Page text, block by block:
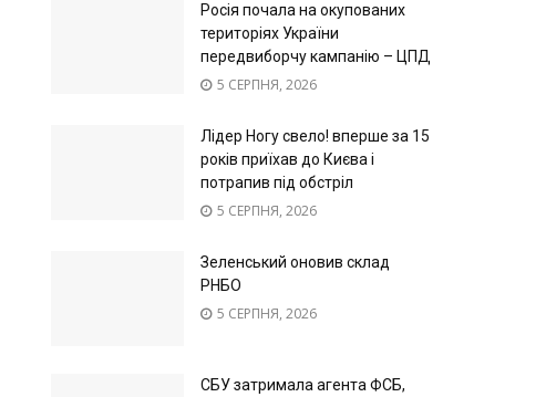
Росія почала на окупованих
територіях України
передвиборчу кампанію – ЦПД
5 СЕРПНЯ, 2026
Лідер Ногу свело! вперше за 15
років приїхав до Києва і
потрапив під обстріл
5 СЕРПНЯ, 2026
Зеленський оновив склад
РНБО
5 СЕРПНЯ, 2026
СБУ затримала агента ФСБ,